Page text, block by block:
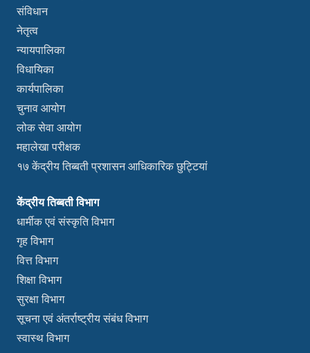
संविधान
नेतृत्व
न्यायपालिका
विधायिका
कार्यपालिका
चुनाव आयोग
लोक सेवा आयोग
महालेखा परीक्षक
१७ केंद्रीय तिब्बती प्रशासन आधिकारिक छुट्टियां
केंद्रीय तिब्बती विभाग
धार्मीक एवं संस्कृति विभाग
गृह विभाग
वित्त विभाग
शिक्षा विभाग
सुरक्षा विभाग
सूचना एवं अंतर्राष्ट्रीय संबंध विभाग
स्वास्थ विभाग